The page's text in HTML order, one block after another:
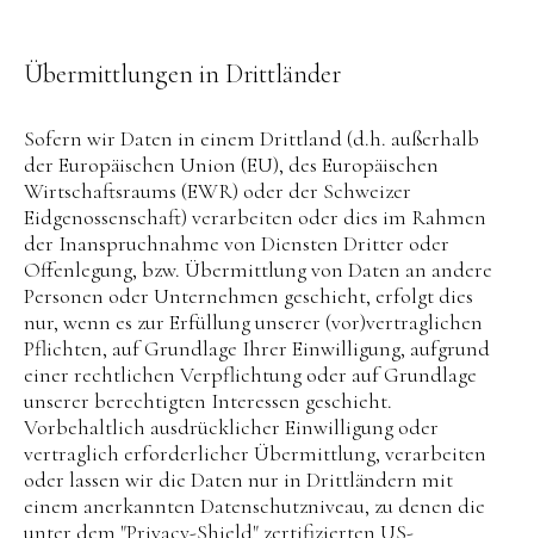
Übermittlungen in Drittländer
Sofern wir Daten in einem Drittland (d.h. außerhalb
der Europäischen Union (EU), des Europäischen
Wirtschaftsraums (EWR) oder der Schweizer
Eidgenossenschaft) verarbeiten oder dies im Rahmen
der Inanspruchnahme von Diensten Dritter oder
Offenlegung, bzw. Übermittlung von Daten an andere
Personen oder Unternehmen geschieht, erfolgt dies
nur, wenn es zur Erfüllung unserer (vor)vertraglichen
Pflichten, auf Grundlage Ihrer Einwilligung, aufgrund
einer rechtlichen Verpflichtung oder auf Grundlage
unserer berechtigten Interessen geschieht.
Vorbehaltlich ausdrücklicher Einwilligung oder
vertraglich erforderlicher Übermittlung, verarbeiten
oder lassen wir die Daten nur in Drittländern mit
einem anerkannten Datenschutzniveau, zu denen die
unter dem "Privacy-Shield" zertifizierten US-